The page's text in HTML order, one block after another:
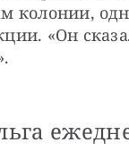
колонии,
«Он